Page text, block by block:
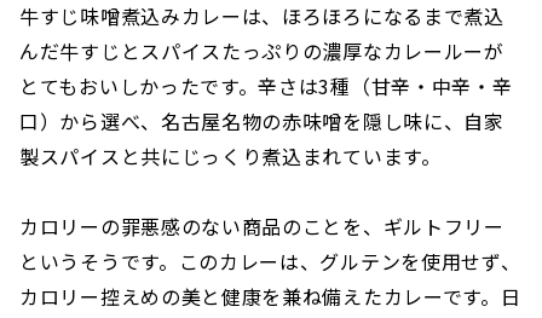
牛すじ味噌煮込みカレーは、ほろほろになるまで煮込
んだ牛すじとスパイスたっぷりの濃厚なカレールーが
とてもおいしかったです。辛さは3種（甘辛・中辛・辛
口）から選べ、名古屋名物の赤味噌を隠し味に、自家
製スパイスと共にじっくり煮込まれています。
カロリーの罪悪感のない商品のことを、ギルトフリー
というそうです。このカレーは、グルテンを使用せず、
カロリー控えめの美と健康を兼ね備えたカレーです。日